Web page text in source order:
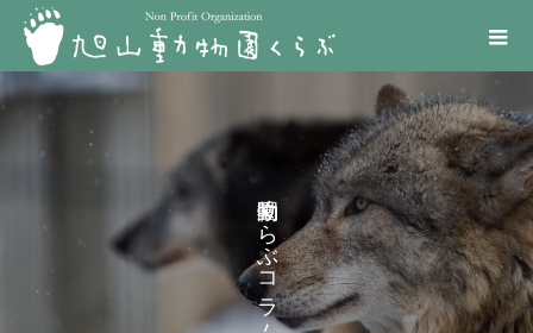
く
ら
ぶ
コ
ラ
ム